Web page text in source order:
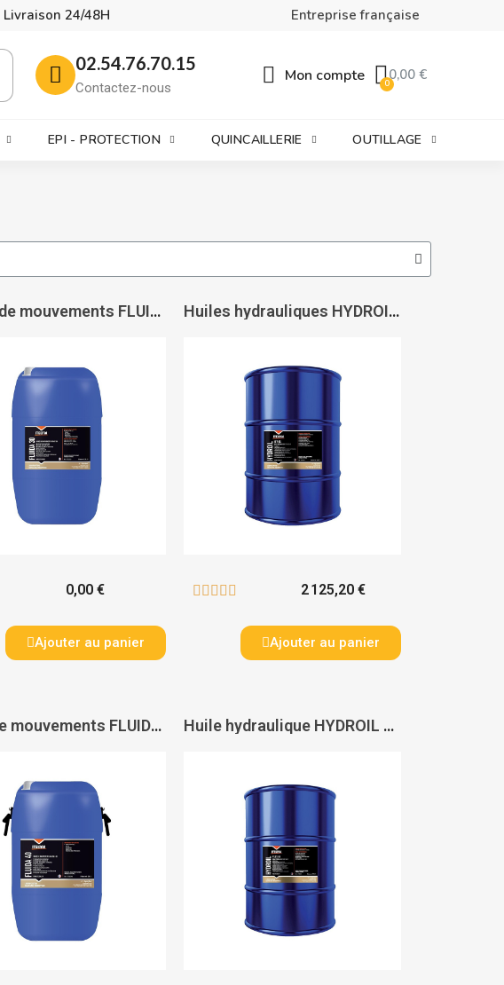
Livraison 24/48H Entreprise française
02.54.76.70.15
Contactez-nous
Mon compte 0,00 €
EPI - PROTECTION QUINCAILLERIE OUTILLAGE
Huiles de mouvements FLUIDA 30 - ITECMA
0,00 €
Ajouter au panier
Huiles hydrauliques HYDROIL HIV 46 - ITECMA
     2 125,20 €
Ajouter au panier
Huile de mouvements FLUIDA 40 - ITECMA Huile hydraulique HYDROIL PLUS 68 - ITECMA